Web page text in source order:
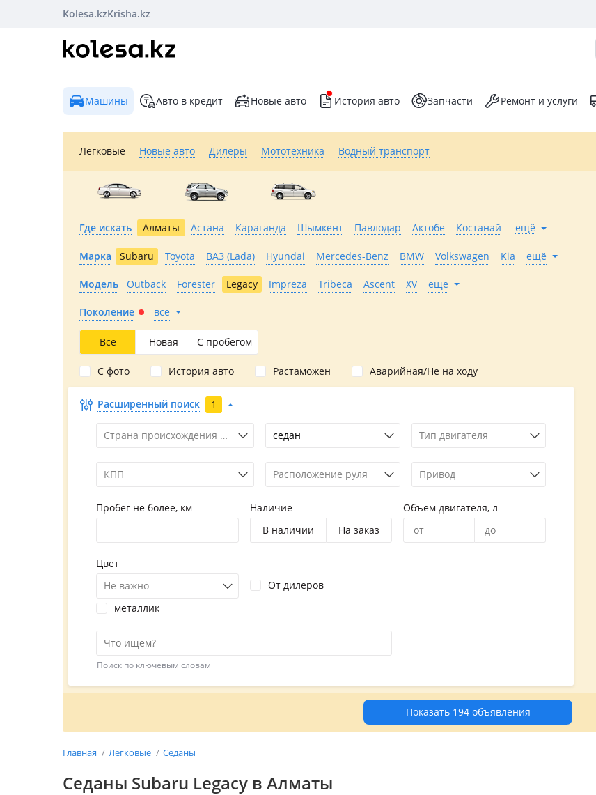
Kolesa.kzKrisha.kz
Машины Авто в кредит Новые авто История авто Запчасти Ремонт и услуги
Легковые Новые авто Дилеры Мототехника Водный транспорт
Где искать Алматы Астана Караганда Шымкент Павлодар Актобе Костанай ещё
Марка Subaru Toyota ВАЗ (Lada) Hyundai Mercedes-Benz BMW Volkswagen Kia ещё
Модель Outback Forester Legacy Impreza Tribeca Ascent XV ещё
Поколение все
Все Новая С пробегом
С фото История авто Растаможен Аварийная/Не на ходу
Расширенный поиск 1
Страна происхождения марки седан Тип двигателя
КПП Расположение руля Привод
Пробег не более, км
Наличие
В наличии
На заказ
Объем двигателя, л
Цвет
Не важно
металлик
От дилеров
Поиск по ключевым словам
Показать 194 объявления
Главная Легковые Седаны
Седаны Subaru Legacy в Алматы